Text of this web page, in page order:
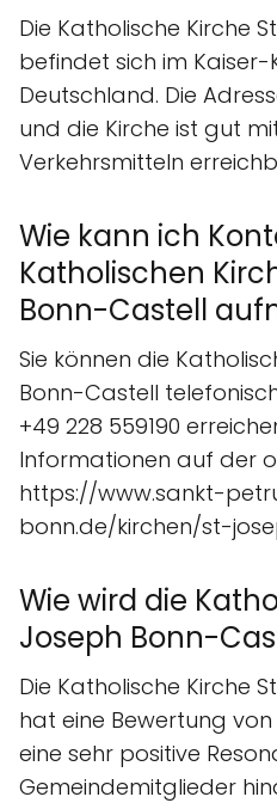
Die Katholische Kirche
befindet sich im Kaiser-
Deutschland. Die
und die Kirche ist gut
Verkehrsmitteln
Wie kann ich
Katholischen
Bonn-Castell
Sie können die
Bonn-Castell
+49 228 559190
Informationen auf der
https://www.sankt-
bonn.de/kirchen/st-
Wie wird die
Joseph Bonn-
Die Katholische Kirche
hat eine Bewertung
eine sehr positive
Gemeindemitglieder